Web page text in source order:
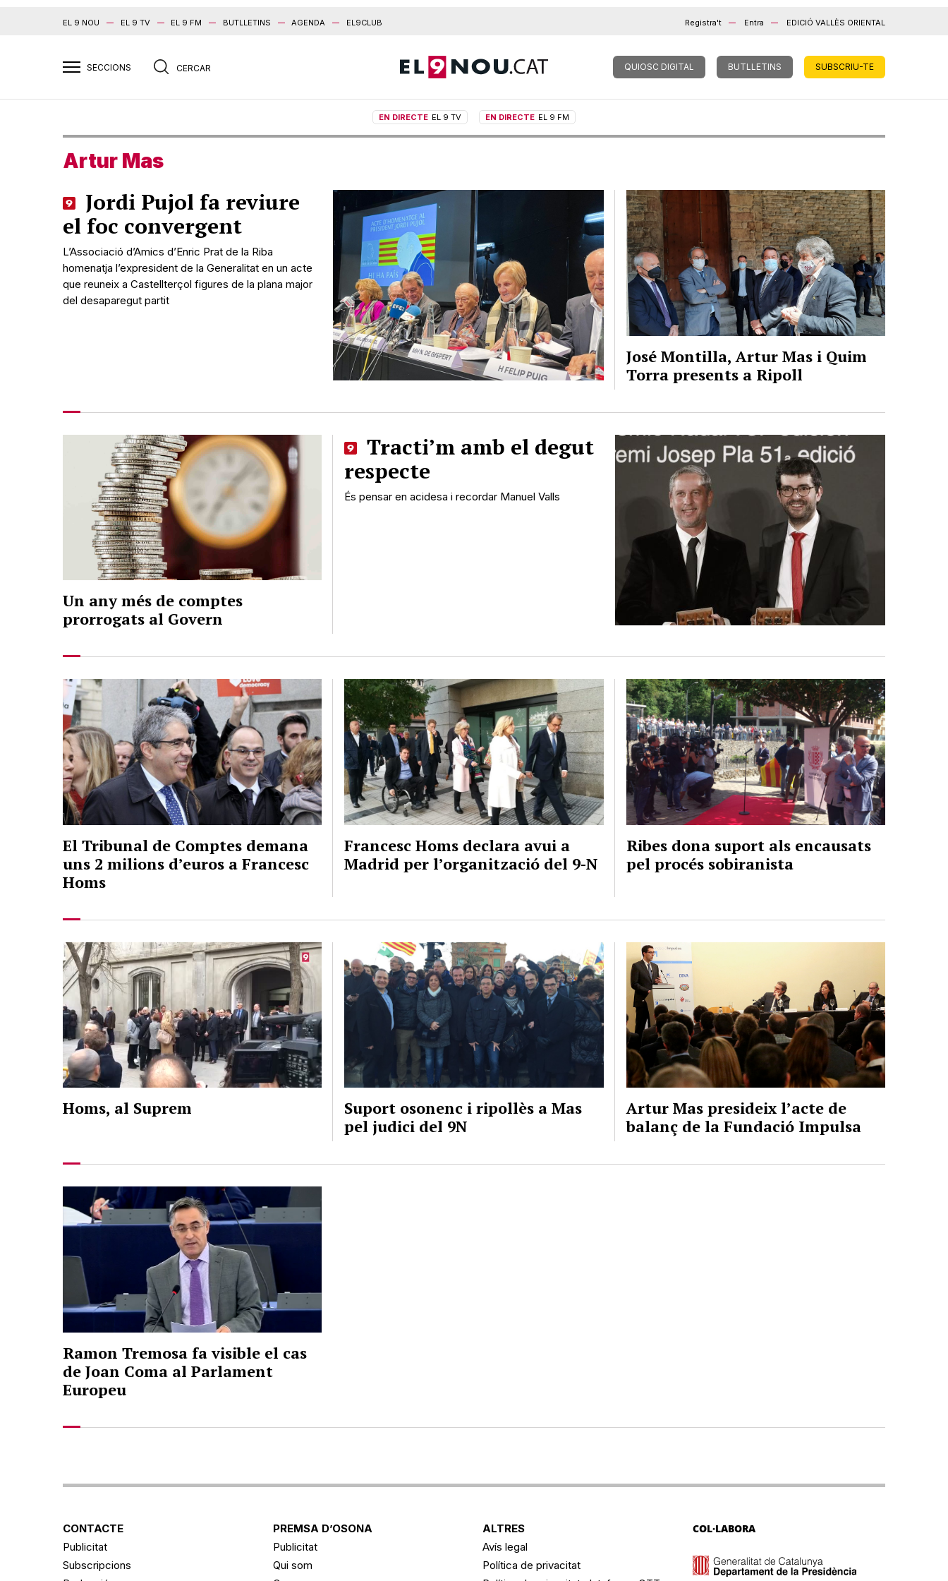
EL 9 NOU EL 9 TV EL 9 FM BUTLLETINS AGENDA EL9CLUB Registra't Entra EDICIÓ VALLÈS ORIENTAL
QUIOSC DIGITAL BUTLLETINS SUBSCRIU-TE
EN DIRECTE EL 9 TV EN DIRECTE EL 9 FM
Artur Mas
Jordi Pujol fa reviure
el foc convergent
L’Associació d’Amics d’Enric Prat de la Riba
homenatja l’expresident de la Generalitat en un acte
que reuneix a Castellterçol figures de la plana major
del desaparegut partit
José Montilla, Artur Mas i Quim
Torra presents a Ripoll
Un any més de comptes
prorrogats al Govern
Tracti’m amb el degut
respecte
És pensar en acidesa i recordar Manuel Valls
El Tribunal de Comptes demana
uns 2 milions d’euros a Francesc
Homs
Francesc Homs declara avui a
Madrid per l’organització del 9-N
Ribes dona suport als encausats
pel procés sobiranista
Homs, al Suprem
Suport osonenc i ripollès a Mas
pel judici del 9N
Artur Mas presideix l’acte de
balanç de la Fundació Impulsa
Ramon Tremosa fa visible el cas
de Joan Coma al Parlament
Europeu
CONTACTE
Publicitat
Subscripcions
PREMSA D’OSONA
Publicitat
Qui som
ALTRES
Avís legal
Política de privacitat
COL·LABORA